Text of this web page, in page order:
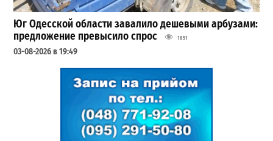
Юг Одесской области завалило дешевыми арбузами:
предложение превысило спрос
1851
03-08-2026 в 19:49